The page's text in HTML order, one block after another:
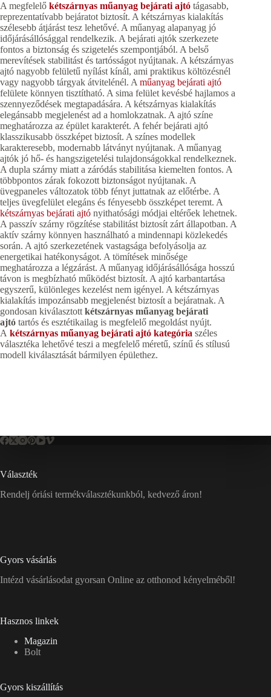
A megfelelő kétszárnyas műanyag bejárati ajtó tágasabb,
reprezentatívabb bejáratot biztosít. A kétszárnyas kialakítás
szélesebb átjárást tesz lehetővé. A műanyag alapanyag jó
időjárásállósággal rendelkezik. A bejárati ajtók szerkezete
fontos a biztonság és szigetelés szempontjából. A belső
merevítések stabilitást és tartósságot nyújtanak. A kétszárnyas
ajtó nagyobb felületű nyílást kínál, ami praktikus költözésnél
vagy nagyobb tárgyak átvitelénél. A műanyag bejárati ajtó
felülete könnyen tisztítható. A sima felület kevésbé hajlamos a
szennyeződések megtapadására. A kétszárnyas kialakítás
elegánsabb megjelenést ad a homlokzatnak. A ajtó színe
meghatározza az épület karakterét. A fehér bejárati ajtó
klasszikusabb összképet biztosít. A színes modellek
karakteresebb, modernabb látványt nyújtanak. A műanyag
ajtók jó hő- és hangszigetelési tulajdonságokkal rendelkeznek.
A dupla szárny miatt a záródás stabilitása kiemelten fontos. A
többpontos zárak fokozott biztonságot nyújtanak. A
üvegpaneles változatok több fényt juttatnak az előtérbe. A
teljes üvegfelület elegáns és fényesebb összképet teremt. A
kétszárnyas bejárati ajtó nyithatósági módjai eltérőek lehetnek.
A passzív szárny rögzítése stabilitást biztosít zárt állapotban. A
aktív szárny könnyen használható a mindennapi közlekedés
során. A ajtó szerkezetének vastagsága befolyásolja az
energetikai hatékonyságot. A tömítések minősége
meghatározza a légzárást. A műanyag időjárásállósága hosszú
távon is megbízható működést biztosít. A ajtó karbantartása
egyszerű, különleges kezelést nem igényel. A kétszárnyas
kialakítás impozánsabb megjelenést biztosít a bejáratnak. A
gondosan kiválasztott kétszárnyas műanyag bejárati
ajtó tartós és esztétikailag is megfelelő megoldást nyújt.
A kétszárnyas műanyag bejárati ajtó kategória széles
választéka lehetővé teszi a megfelelő méretű, színű és stílusú
modell kiválasztását bármilyen épülethez.
Választék
Rendelj óriási termékválasztékunkból, kedvező áron!
Gyors vásárlás
Intézd vásárlásodat gyorsan Online az otthonod kényelméből!
Hasznos linkek
Magazin
Bolt
Gyors kiszállítás